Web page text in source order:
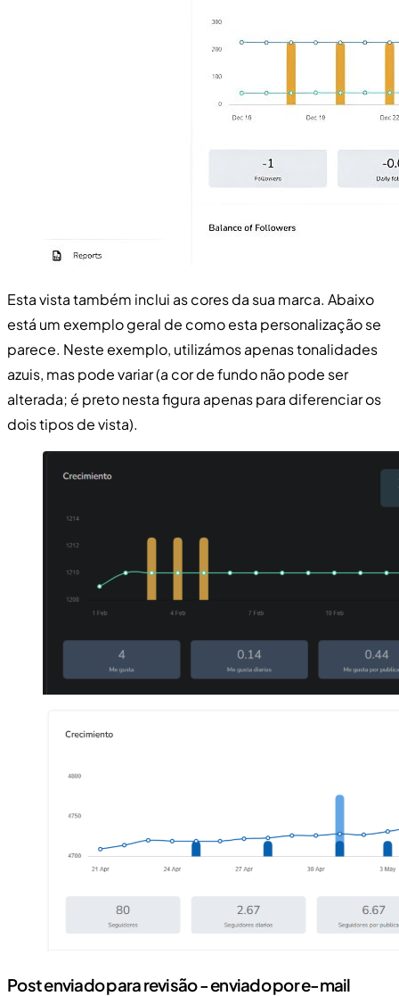
Esta vista também inclui as cores da sua marca. Abaixo
está um exemplo geral de como esta personalização se
parece. Neste exemplo, utilizámos apenas tonalidades
azuis, mas pode variar (a cor de fundo não pode ser
alterada; é preto nesta figura apenas para diferenciar os
dois tipos de vista).
Post enviado para revisão - enviado por e-mail